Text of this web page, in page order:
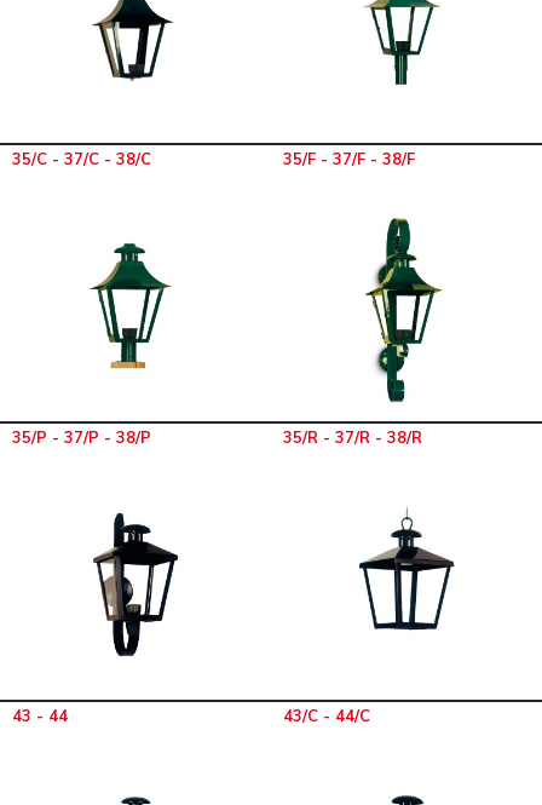
35/C - 37/C - 38/C 35/F - 37/F - 38/F
35/P - 37/P - 38/P 35/R - 37/R - 38/R
43 - 44 43/C - 44/C